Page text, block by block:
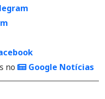
no
Google Notícias